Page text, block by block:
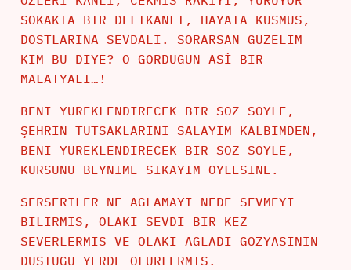
SOKAKTA BIR DELIKANLI, HAYATA KUSMUS,
DOSTLARINA SEVDALI. SORARSAN GUZELIM
KIM BU DIYE? O GORDUGUN ASİ BIR
MALATYALI…!
BENI YUREKLENDIRECEK BIR SOZ SOYLE,
ŞEHRIN TUTSAKLARINI SALAYIM KALBIMDEN,
BENI YUREKLENDIRECEK BIR SOZ SOYLE,
KURSUNU BEYNIME SIKAYIM OYLESINE.
SERSERILER NE AGLAMAYI NEDE SEVMEYI
BILIRMIS, OLAKI SEVDI BIR KEZ
SEVERLERMIS VE OLAKI AGLADI GOZYASININ
DUSTUGU YERDE OLURLERMIS.